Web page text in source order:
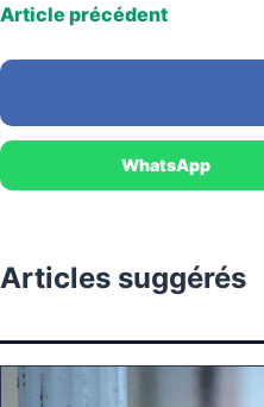
Article précédent
WhatsApp
Articles suggérés